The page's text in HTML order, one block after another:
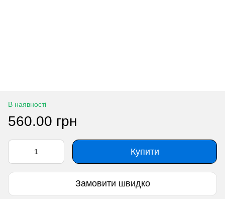
В наявності
560.00 грн
Купити
Замовити швидко